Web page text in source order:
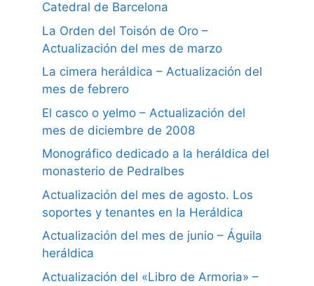
Catedral de Barcelona
La Orden del Toisón de Oro –
Actualización del mes de marzo
La cimera heráldica – Actualización del
mes de febrero
El casco o yelmo – Actualización del
mes de diciembre de 2008
Monográfico dedicado a la heráldica del
monasterio de Pedralbes
Actualización del mes de agosto. Los
soportes y tenantes en la Heráldica
Actualización del mes de junio – Águila
heráldica
Actualización del «Libro de Armoria» –